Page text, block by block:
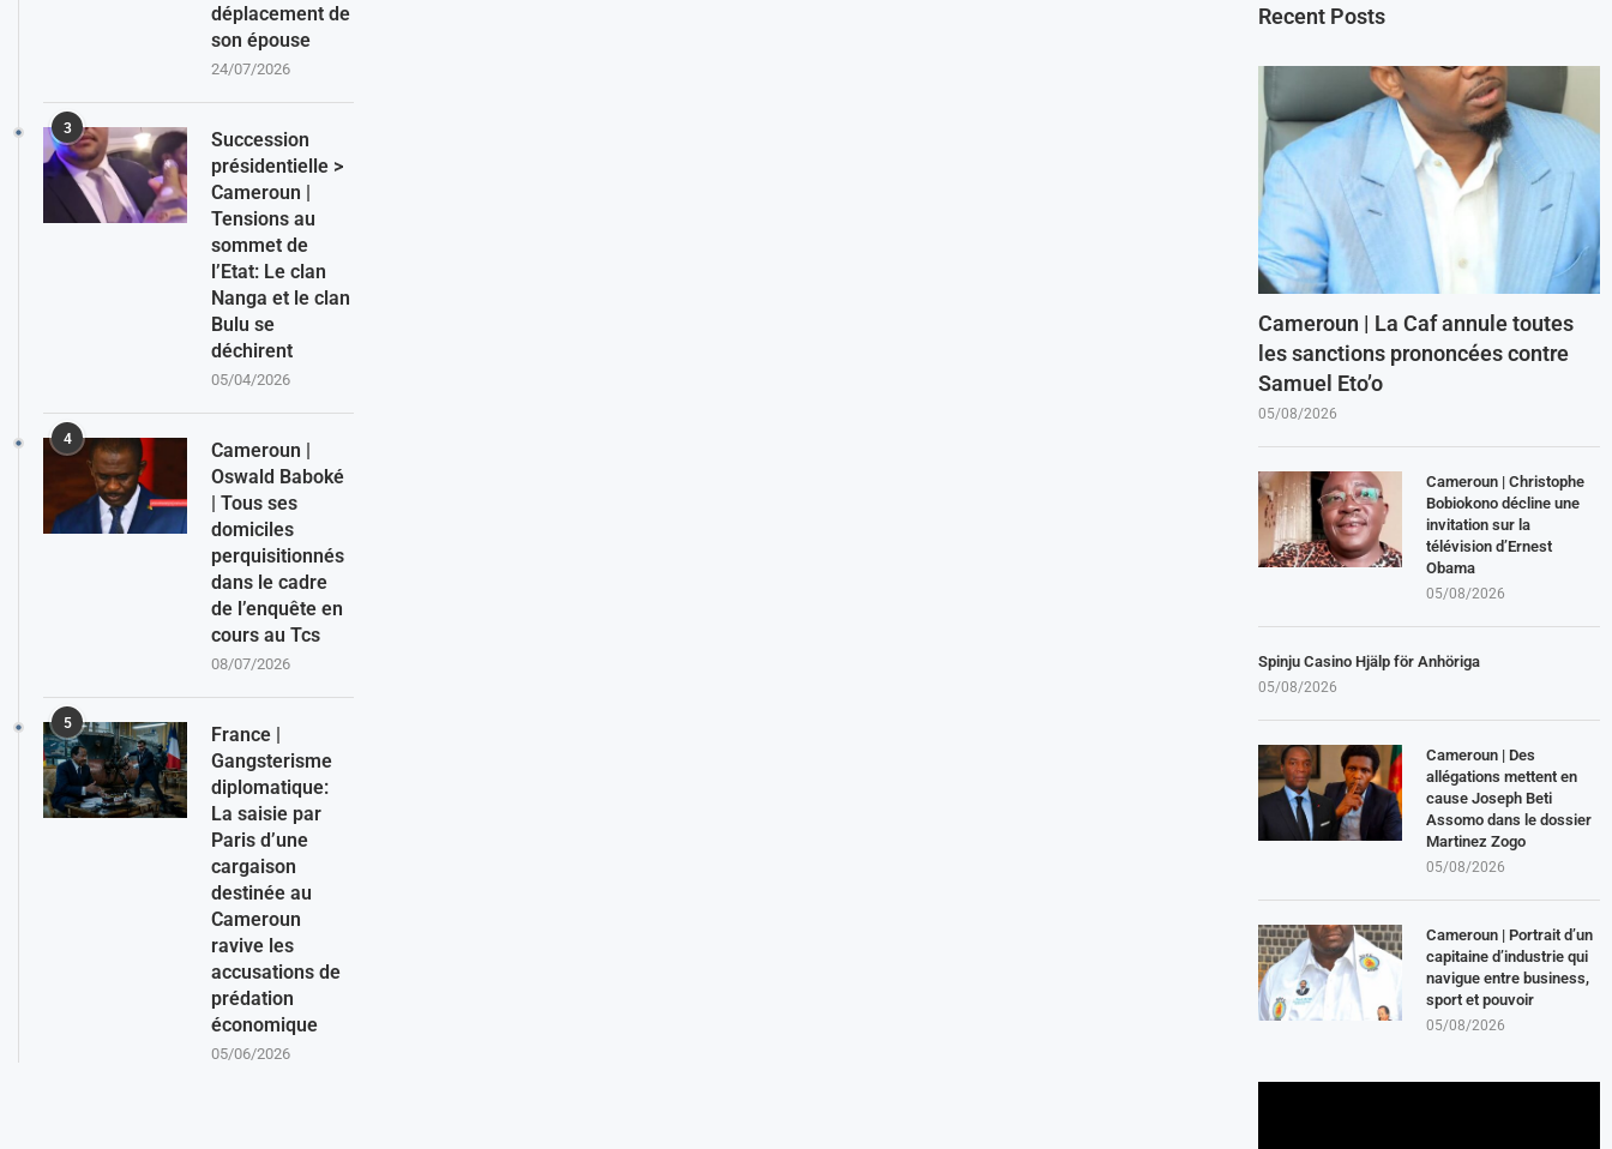
Recent Posts
Cameroun | La Caf annule toutes
les sanctions prononcées contre
Samuel Eto’o
05/08/2026
Cameroun | Christophe
Bobiokono décline une
invitation sur la
télévision d’Ernest
Obama
05/08/2026
Spinju Casino Hjälp för Anhöriga
05/08/2026
Cameroun | Des
allégations mettent en
cause Joseph Beti
Assomo dans le dossier
Martinez Zogo
05/08/2026
Cameroun | Portrait d’un
capitaine d’industrie qui
navigue entre business,
sport et pouvoir
05/08/2026
déplacement de
son épouse
24/07/2026
3
Succession
présidentielle >
Cameroun |
Tensions au
sommet de
l’Etat: Le clan
Nanga et le clan
Bulu se
déchirent
05/04/2026
4
Cameroun |
Oswald Baboké
| Tous ses
domiciles
perquisitionnés
dans le cadre
de l’enquête en
cours au Tcs
08/07/2026
5
France |
Gangsterisme
diplomatique:
La saisie par
Paris d’une
cargaison
destinée au
Cameroun
ravive les
accusations de
prédation
économique
05/06/2026